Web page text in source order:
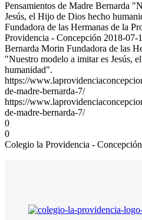
Pensamientos de Madre Bernarda
Jesús, el Hijo de Dios hecho
Fundadora de las Hermanas de la
Providencia - Concepción 2018-
Bernarda Morin Fundadora de las
"Nuestro modelo a imitar es Jesús,
humanidad".
https://
de-madre-bernarda-7/
https://
de-madre-bernarda-7/
0
0
Colegio la Providencia - Concepción